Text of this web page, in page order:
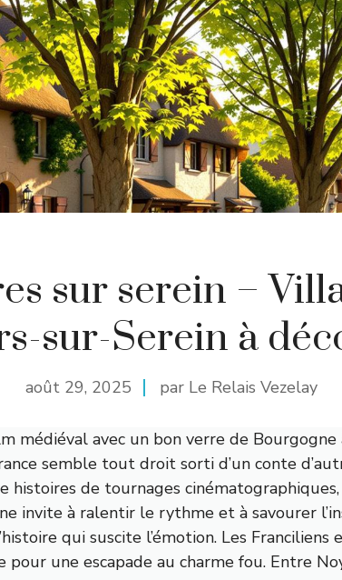
sur serein –
sur-Serein à
août 29, 2025 par Le Relais Vezelay
médiéval avec un bon verre de
semble tout droit sorti d’un conte
histoires de tournages
invite à ralentir le rythme et à savourer
qui suscite l’émotion. Les
une escapade au charme fou. Entre